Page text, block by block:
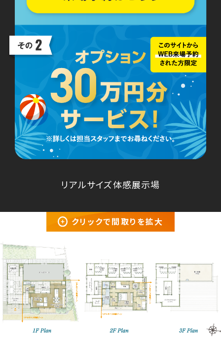
リアルサイズ体感展示場
クリックで間取りを拡大